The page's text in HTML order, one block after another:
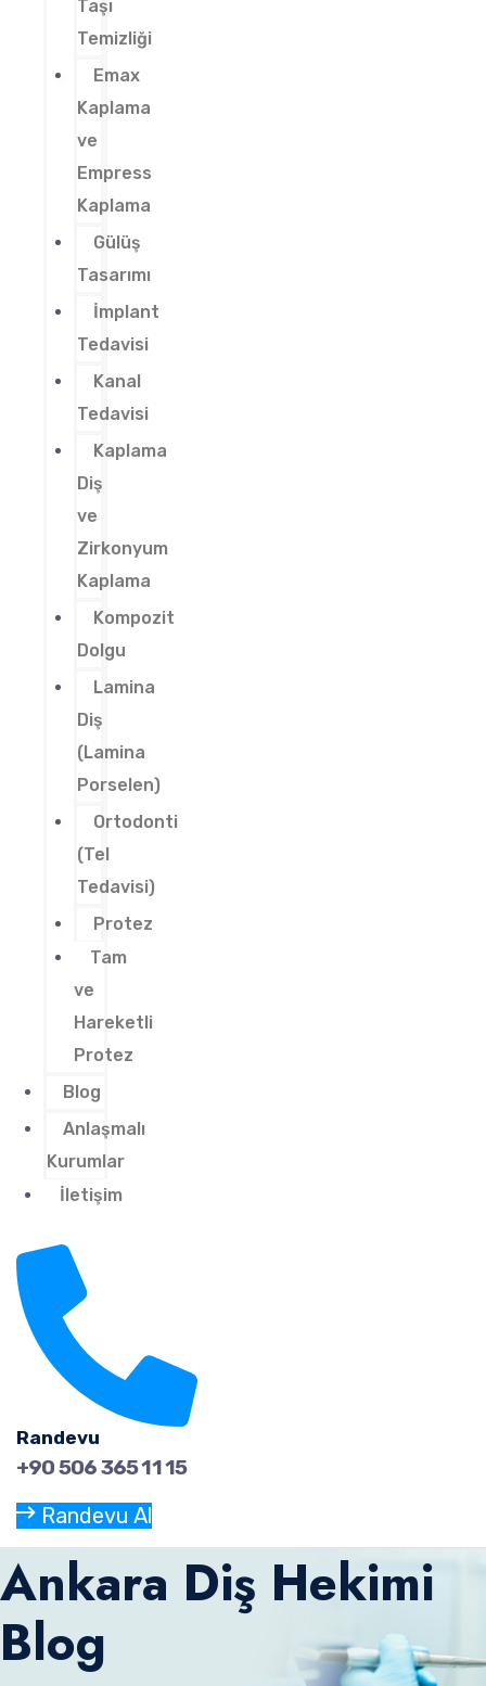
Taşı
Temizliği
Emax
Kaplama
ve
Empress
Kaplama
Gülüş
Tasarımı
İmplant
Tedavisi
Kanal
Tedavisi
Kaplama
Diş
ve
Zirkonyum
Kaplama
Kompozit
Dolgu
Lamina
Diş
(Lamina
Porselen)
Ortodonti
(Tel
Tedavisi)
Protez
Tam
ve
Hareketli
Protez
Blog
Anlaşmalı
Kurumlar
İletişim
Randevu
+90 506 365 11 15
Randevu Al
Ankara Diş Hekimi
Blog